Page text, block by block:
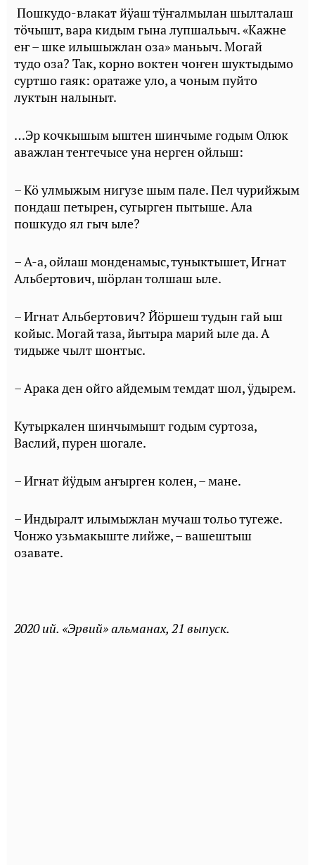
Пошкудо-влакат йӱаш тӱҥалмылан шылталаш
тӧчышт, вара кидым гына лупшальыч. «Кажне
еҥ – шке илышыжлан оза» маньыч. Могай
тудо оза? Так, корно воктен чоҥен шуктыдымо
суртшо гаяк: оратаже уло, а чоным пуйто
луктын налыныт.
…Эр кочкышым ыштен шинчыме годым Олюк
аважлан теҥгечысе уна нерген ойлыш:
– Кӧ улмыжым нигузе шым пале. Пел чурийжым
пондаш петырен, сугырген пытыше. Ала
пошкудо ял гыч ыле?
– А-а, ойлаш монденамыс, туныктышет, Игнат
Альбертович, шӧрлан толшаш ыле.
– Игнат Альбертович? Йӧршеш тудын гай ыш
койыс. Могай таза, йытыра марий ыле да. А
тидыже чылт шоҥгыс.
– Арака ден ойго айдемым темдат шол, ӱдырем.
Кутыркален шинчымышт годым суртоза,
Васлий, пурен шогале.
– Игнат йӱдым аҥырген колен, – мане.
– Индыралт илымыжлан мучаш тольо тугеже.
Чонжо узьмакыште лийже, – вашештыш
озавате.
2020 ий. «Эрвий» альманах, 21 выпуск.